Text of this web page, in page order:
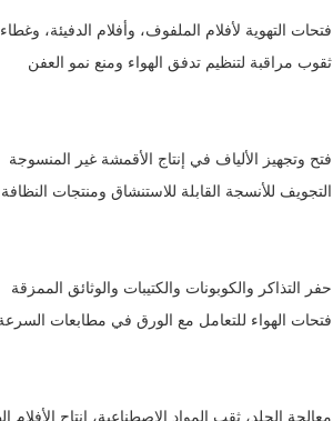
فتحات التهوية لأفلام الملفوف، وأفلام الدفيئة،
ثقوب مراقبة لتنظيم تدفق الهواء ومنع نمو العفن
فتح وتجهيز الألياف في إنتاج الأقمشة غير المنسوجة
التجويف للأنسجة القابلة للاستنشاق ومنتجات
حفر التذاكر والكوبونات والكتيبات والوثائق الممزقة
فتحات الهواء للتعامل مع الورق في مطابعات السرعة
معالجة الجلد، ثقب المواد الاصطناعية، إنتاج الأفلام